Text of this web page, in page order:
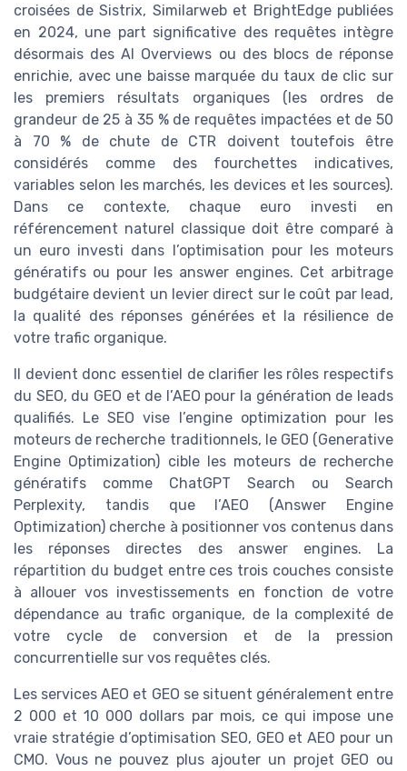
croisées de Sistrix, Similarweb et BrightEdge publiées
en 2024, une part significative des requêtes intègre
désormais des AI Overviews ou des blocs de réponse
enrichie, avec une baisse marquée du taux de clic sur
les premiers résultats organiques (les ordres de
grandeur de 25 à 35 % de requêtes impactées et de 50
à 70 % de chute de CTR doivent toutefois être
considérés comme des fourchettes indicatives,
variables selon les marchés, les devices et les sources).
Dans ce contexte, chaque euro investi en
référencement naturel classique doit être comparé à
un euro investi dans l’optimisation pour les moteurs
génératifs ou pour les answer engines. Cet arbitrage
budgétaire devient un levier direct sur le coût par lead,
la qualité des réponses générées et la résilience de
votre trafic organique.
Il devient donc essentiel de clarifier les rôles respectifs
du SEO, du GEO et de l’AEO pour la génération de leads
qualifiés. Le SEO vise l’engine optimization pour les
moteurs de recherche traditionnels, le GEO (Generative
Engine Optimization) cible les moteurs de recherche
génératifs comme ChatGPT Search ou Search
Perplexity, tandis que l’AEO (Answer Engine
Optimization) cherche à positionner vos contenus dans
les réponses directes des answer engines. La
répartition du budget entre ces trois couches consiste
à allouer vos investissements en fonction de votre
dépendance au trafic organique, de la complexité de
votre cycle de conversion et de la pression
concurrentielle sur vos requêtes clés.
Les services AEO et GEO se situent généralement entre
2 000 et 10 000 dollars par mois, ce qui impose une
vraie stratégie d’optimisation SEO, GEO et AEO pour un
CMO. Vous ne pouvez plus ajouter un projet GEO ou